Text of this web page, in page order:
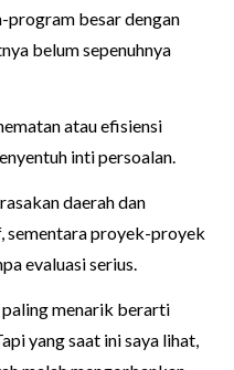
besar dengan
belum sepenuhnya
atau efisiensi
inti persoalan.
daerah dan
proyek-proyek
evaluasi serius.
menarik berarti
yang saat ini saya lihat,